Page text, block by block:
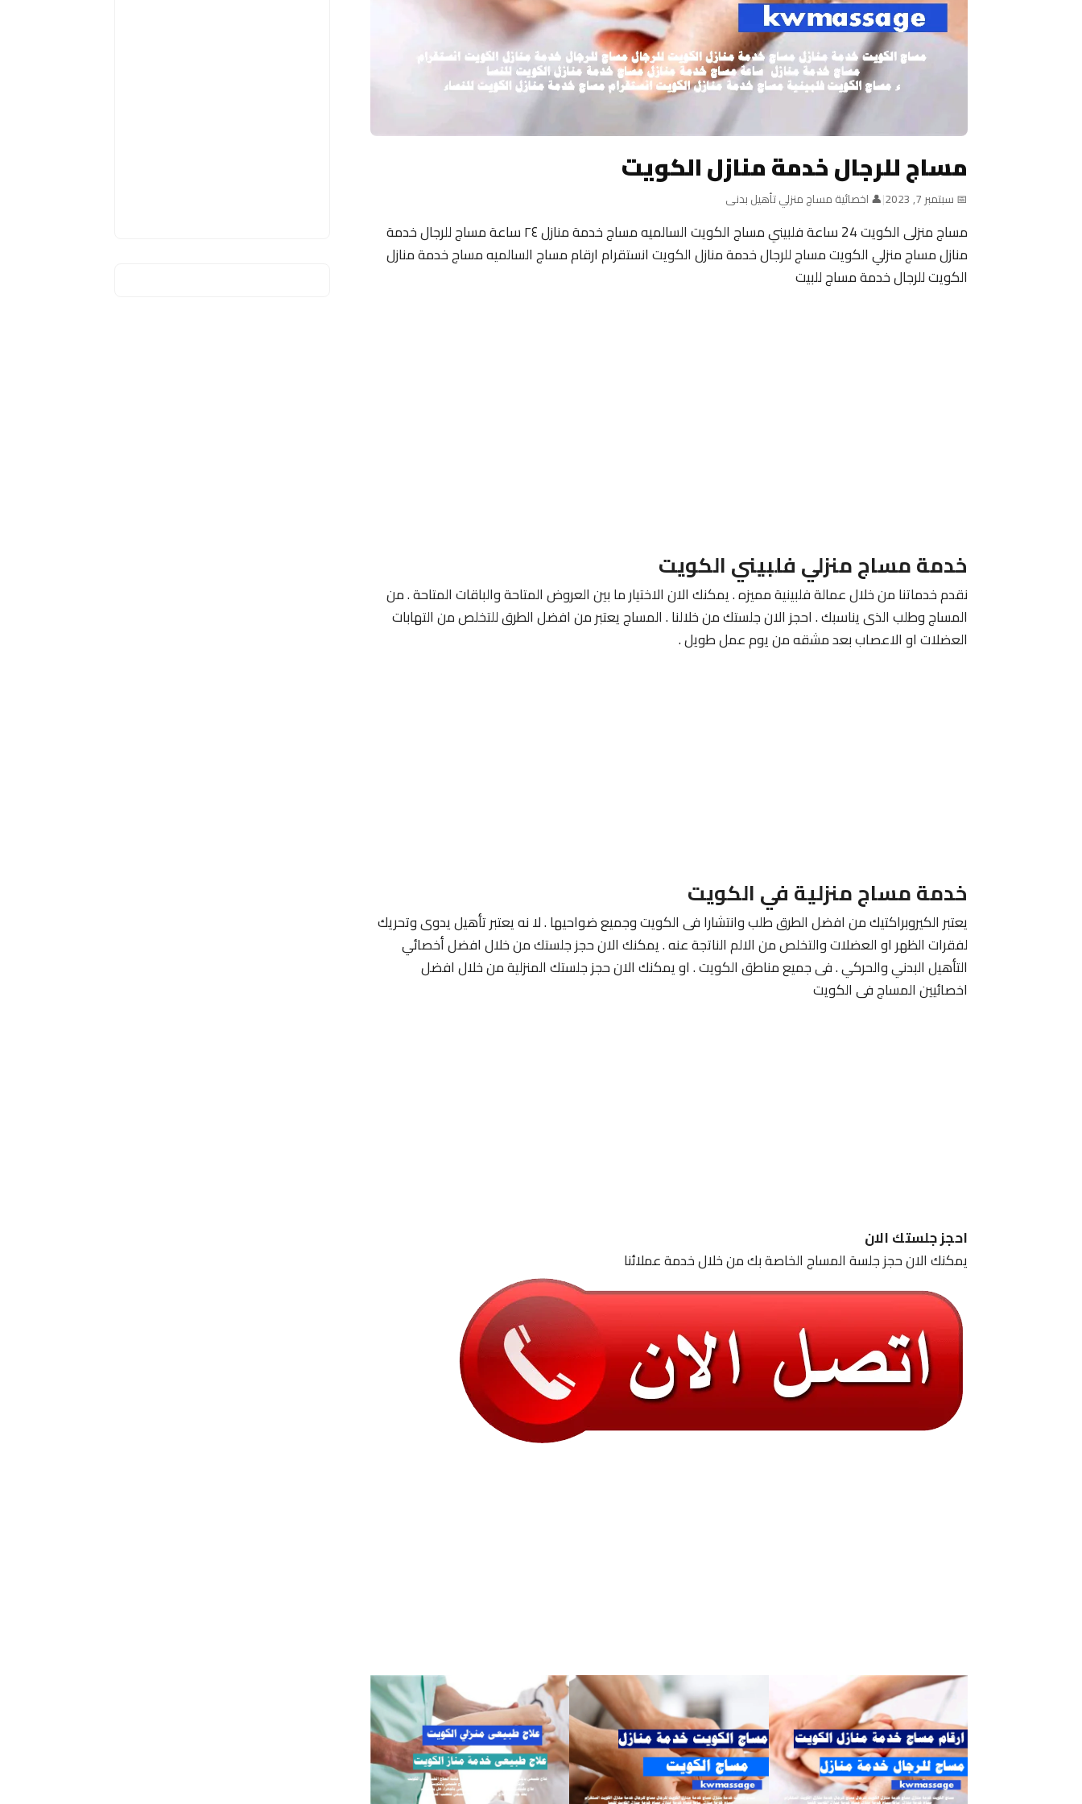
مساج للرجال خدمة منازل الكويت
📅 سبتمبر 7, 2023 |👤 اخصائية مساج منزلي تأهيل بدنى
مساج منزلى الكويت 24 ساعة فلبيني مساج الكويت السالميه مساج خدمة منازل ٢٤ ساعة مساج للرجال خدمة
منازل مساج منزلي الكويت مساج للرجال خدمة منازل الكويت انستقرام ارقام مساج السالميه مساج خدمة منازل
الكويت للرجال خدمة مساج للبيت
خدمة مساج منزلي فلبيني الكويت
نقدم خدماتنا من خلال عمالة فلبينية مميزه . يمكنك الان الاختيار ما بين العروض المتاحة والباقات المتاحة . من
المساج وطلب الذى يناسبك . احجز الان جلستك من خلالنا . المساج يعتبر من افضل الطرق للتخلص من التهابات
العضلات او الاعصاب بعد مشقه من يوم عمل طويل .
خدمة مساج منزلية في الكويت
يعتبر الكيروبراكتيك من افضل الطرق طلب وانتشارا فى الكويت وجميع ضواحيها . لا نه يعتبر تأهيل يدوى وتحريك
لفقرات الظهر او العضلات والتخلص من الالم الناتجة عنه . يمكنك الان حجز جلستك من خلال افضل أخصائي
التأهيل البدني والحركي . فى جميع مناطق الكويت . او يمكنك الان حجز جلستك المنزلية من خلال افضل
اخصائيين المساج فى الكويت
احجز جلستك الان
يمكنك الان حجز جلسة المساج الخاصة بك من خلال خدمة عملائنا